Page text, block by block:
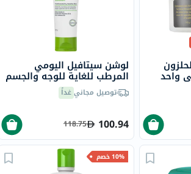
في واحد
لوشن سيتافيل اليومي
المرطب للغاية للوجه والجسم
للرجال والنساء ذوي البشرة
الجافة والحساسة، بدون
توصيل مجانيغداً
100.94
118.75
10% خصم